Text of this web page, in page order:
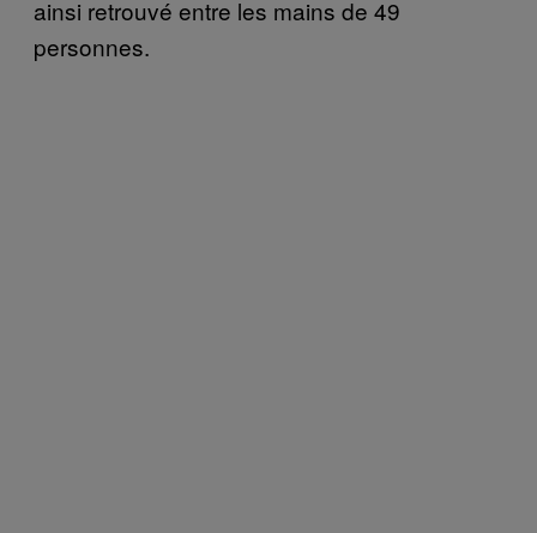
ainsi retrouvé entre les mains de 49
personnes.